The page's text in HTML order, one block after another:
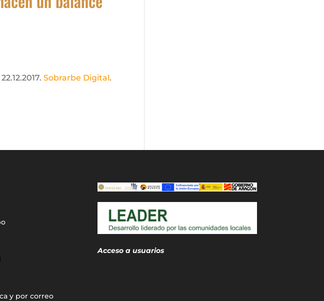
22.12.2017.Sobrarbe Digital.
y por correo
Acceso a usuarios